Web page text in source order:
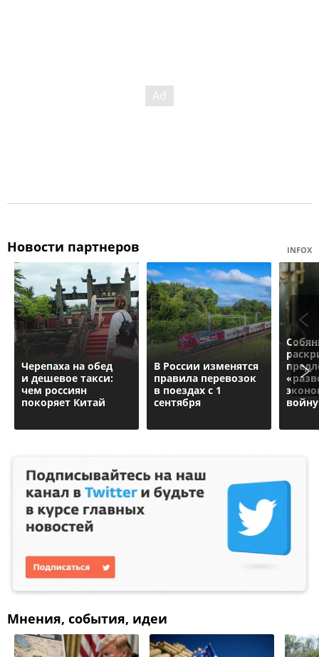
Новости партнеров INFOX
Черепаха на обед
и дешевое такси:
чем россиян
покоряет Китай
В России изменятся
правила перевозок
в поездах с 1
сентября
Мнения, события, идеи